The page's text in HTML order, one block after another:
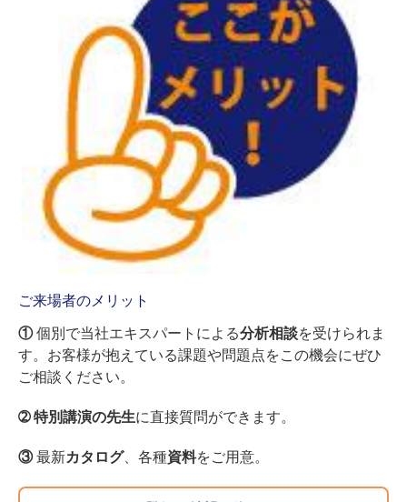
ご来場者のメリット
①個別で当社エキスパートによる分析相談を受けられま
す。お客様が抱えている課題や問題点をこの機会にぜひ
ご相談ください。
➁ 特別講演の先生に直接質問ができます。
③最新カタログ、各種資料をご用意。